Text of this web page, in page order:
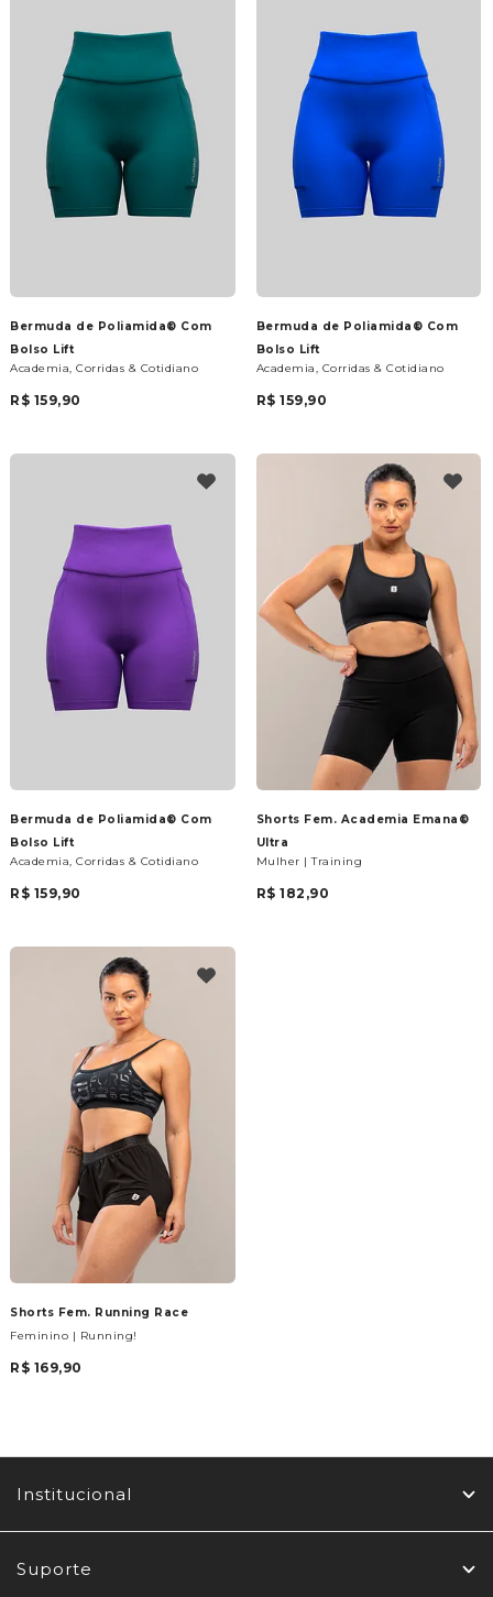
Bermuda de Poliamida® Com
Bolso Lift
Academia, Corridas & Cotidiano
R$ 159,90
Bermuda de Poliamida® Com
Bolso Lift
Academia, Corridas & Cotidiano
R$ 159,90
Bermuda de Poliamida® Com
Bolso Lift
Academia, Corridas & Cotidiano
R$ 159,90
Shorts Fem. Academia Emana®
Ultra
Mulher | Training
R$ 182,90
Shorts Fem. Running Race
Feminino | Running!
R$ 169,90
Institucional
Suporte